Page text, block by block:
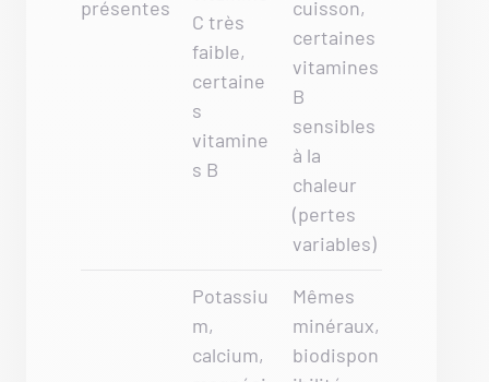
présentes
C très
faible,
certaine
s
vitamine
s B
cuisson,
certaines
vitamines
B
sensibles
à la
chaleur
(pertes
variables)
Potassiu
m,
calcium,
Mêmes
minéraux,
biodispon